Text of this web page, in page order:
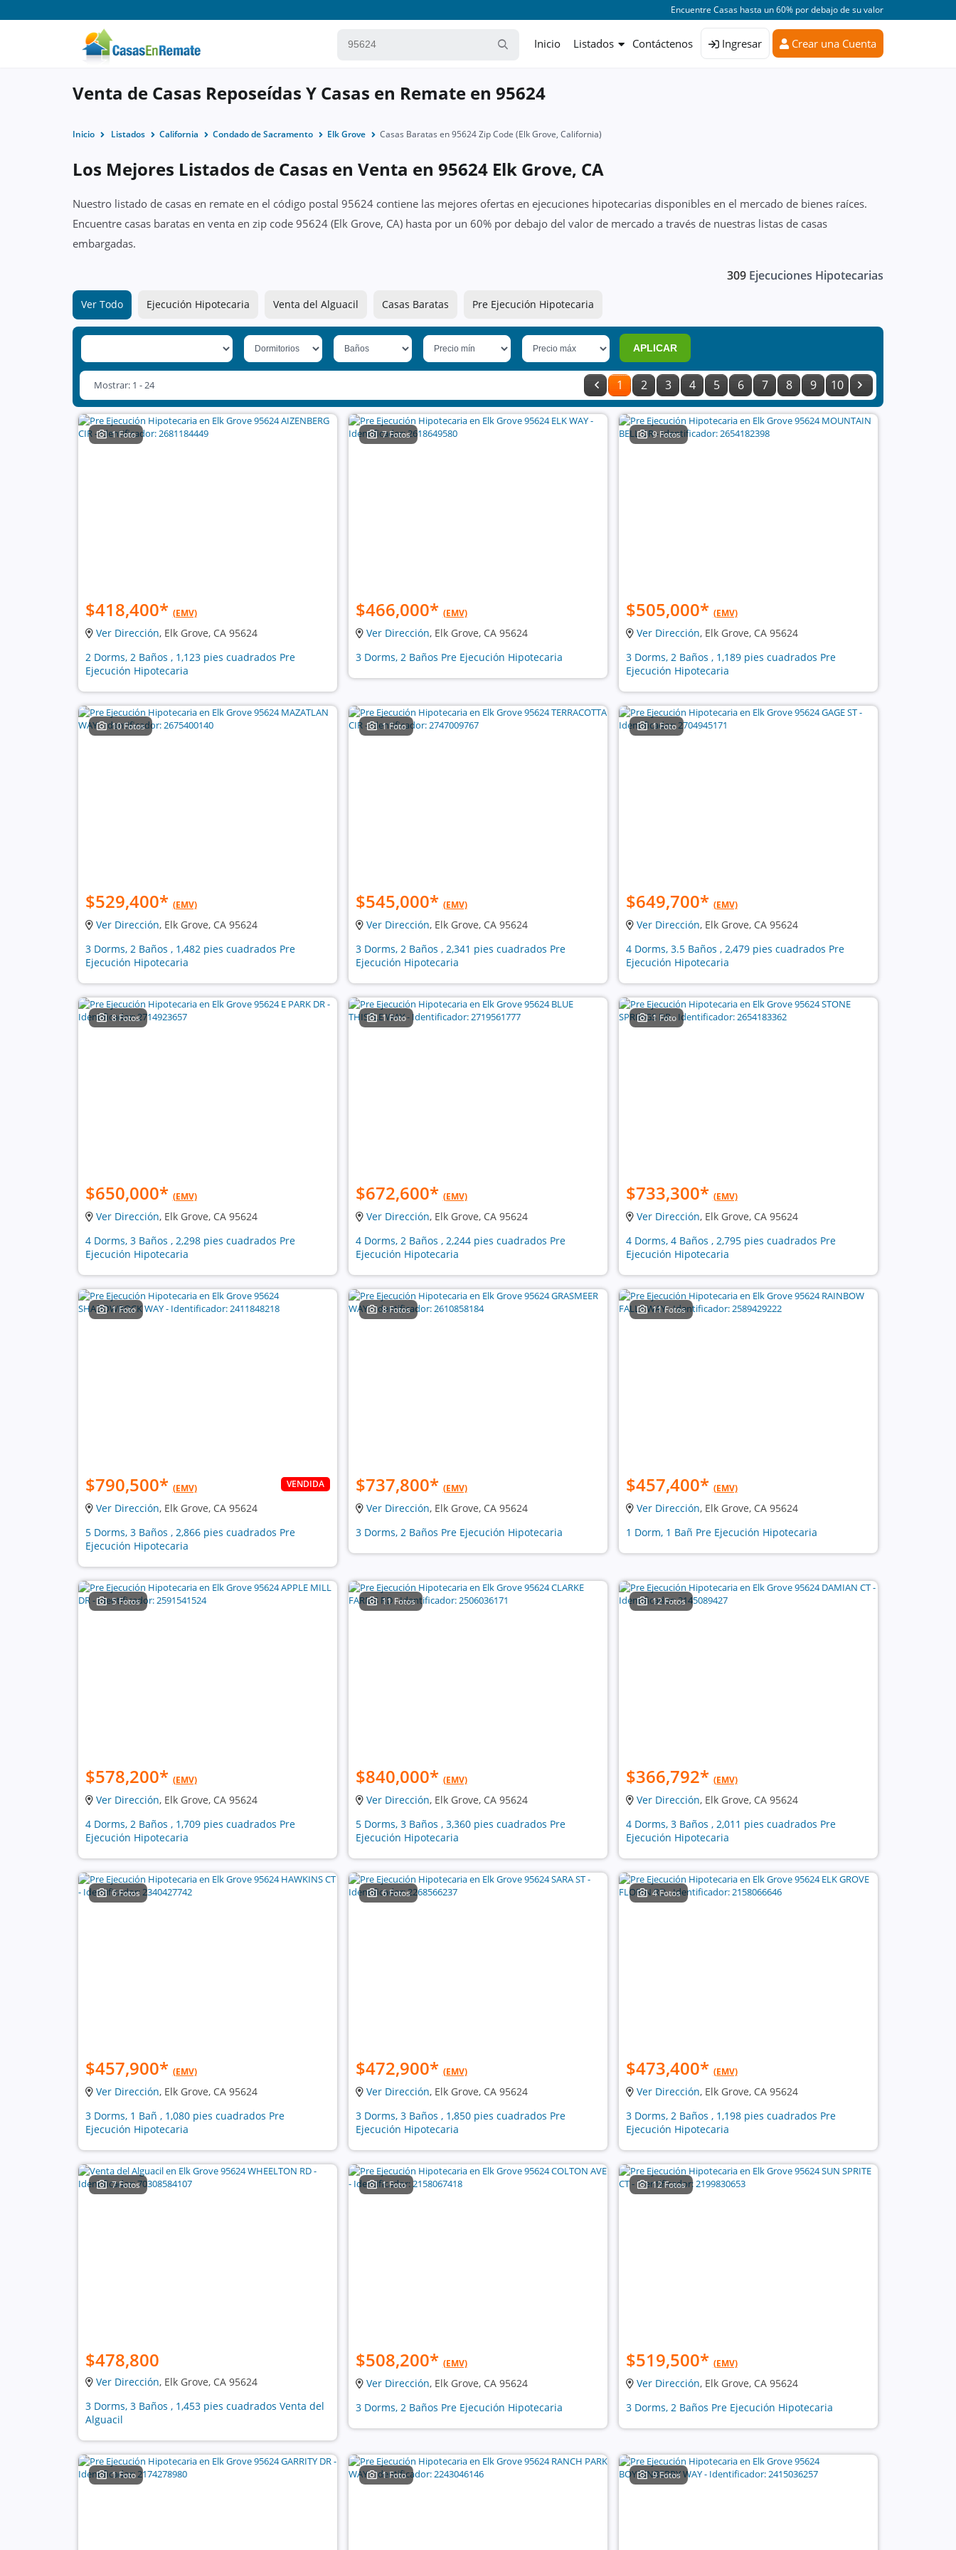
Encuentre Casas hasta un 60% por debajo de su valor
Inicio Listados Contáctenos Ingresar Crear una Cuenta
Venta de Casas Reposeídas Y Casas en Remate en 95624
Inicio Listados California Condado de Sacramento Elk Grove Casas Baratas en 95624 Zip Code (Elk Grove, California)
Los Mejores Listados de Casas en Venta en 95624 Elk Grove, CA
Nuestro listado de casas en remate en el código postal 95624 contiene las mejores ofertas en ejecuciones hipotecarias disponibles en el mercado de bienes raíces.
Encuentre casas baratas en venta en zip code 95624 (Elk Grove, CA) hasta por un 60% por debajo del valor de mercado a través de nuestras listas de casas
embargadas.
309 Ejecuciones Hipotecarias
Ver Todo Ejecución Hipotecaria Venta del Alguacil Casas Baratas Pre Ejecución Hipotecaria
APLICAR
1 2 3 4 5 6 7 8 9 10
Mostrar: 1 - 24
1 Foto
$418,400* (EMV)
Ver Dirección, Elk Grove, CA 95624
2 Dorms, 2 Baños , 1,123 pies cuadrados Pre
Ejecución Hipotecaria
7 Fotos
$466,000* (EMV)
Ver Dirección, Elk Grove, CA 95624
3 Dorms, 2 Baños Pre Ejecución Hipotecaria
9 Fotos
$505,000* (EMV)
Ver Dirección, Elk Grove, CA 95624
3 Dorms, 2 Baños , 1,189 pies cuadrados Pre
Ejecución Hipotecaria
10 Fotos
$529,400* (EMV)
Ver Dirección, Elk Grove, CA 95624
3 Dorms, 2 Baños , 1,482 pies cuadrados Pre
Ejecución Hipotecaria
1 Foto
$545,000* (EMV)
Ver Dirección, Elk Grove, CA 95624
3 Dorms, 2 Baños , 2,341 pies cuadrados Pre
Ejecución Hipotecaria
1 Foto
$649,700* (EMV)
Ver Dirección, Elk Grove, CA 95624
4 Dorms, 3.5 Baños , 2,479 pies cuadrados Pre
Ejecución Hipotecaria
8 Fotos
$650,000* (EMV)
Ver Dirección, Elk Grove, CA 95624
4 Dorms, 3 Baños , 2,298 pies cuadrados Pre
Ejecución Hipotecaria
1 Foto
$672,600* (EMV)
Ver Dirección, Elk Grove, CA 95624
4 Dorms, 2 Baños , 2,244 pies cuadrados Pre
Ejecución Hipotecaria
1 Foto
$733,300* (EMV)
Ver Dirección, Elk Grove, CA 95624
4 Dorms, 4 Baños , 2,795 pies cuadrados Pre
Ejecución Hipotecaria
1 Foto
$790,500* (EMV) VENDIDA
Ver Dirección, Elk Grove, CA 95624
5 Dorms, 3 Baños , 2,866 pies cuadrados Pre
Ejecución Hipotecaria
8 Fotos
$737,800* (EMV)
Ver Dirección, Elk Grove, CA 95624
3 Dorms, 2 Baños Pre Ejecución Hipotecaria
11 Fotos
$457,400* (EMV)
Ver Dirección, Elk Grove, CA 95624
1 Dorm, 1 Bañ Pre Ejecución Hipotecaria
5 Fotos
$578,200* (EMV)
Ver Dirección, Elk Grove, CA 95624
4 Dorms, 2 Baños , 1,709 pies cuadrados Pre
Ejecución Hipotecaria
11 Fotos
$840,000* (EMV)
Ver Dirección, Elk Grove, CA 95624
5 Dorms, 3 Baños , 3,360 pies cuadrados Pre
Ejecución Hipotecaria
12 Fotos
$366,792* (EMV)
Ver Dirección, Elk Grove, CA 95624
4 Dorms, 3 Baños , 2,011 pies cuadrados Pre
Ejecución Hipotecaria
6 Fotos
$457,900* (EMV)
Ver Dirección, Elk Grove, CA 95624
3 Dorms, 1 Bañ , 1,080 pies cuadrados Pre
Ejecución Hipotecaria
6 Fotos
$472,900* (EMV)
Ver Dirección, Elk Grove, CA 95624
3 Dorms, 3 Baños , 1,850 pies cuadrados Pre
Ejecución Hipotecaria
4 Fotos
$473,400* (EMV)
Ver Dirección, Elk Grove, CA 95624
3 Dorms, 2 Baños , 1,198 pies cuadrados Pre
Ejecución Hipotecaria
7 Fotos
$478,800
Ver Dirección, Elk Grove, CA 95624
3 Dorms, 3 Baños , 1,453 pies cuadrados Venta del
Alguacil
1 Foto
$508,200* (EMV)
Ver Dirección, Elk Grove, CA 95624
3 Dorms, 2 Baños Pre Ejecución Hipotecaria
12 Fotos
$519,500* (EMV)
Ver Dirección, Elk Grove, CA 95624
3 Dorms, 2 Baños Pre Ejecución Hipotecaria
1 Foto 1 Foto 9 Fotos